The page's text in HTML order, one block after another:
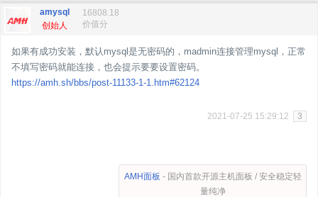
amysql
创始人
16808.18
价值分
如果有成功安装，默认mysql是无密码的，madmin连接管理mysql，正常
不填写密码就能连接，也会提示要要设置密码。
https://amh.sh/bbs/post-11133-1-1.htm#62124
2021-07-25 15:29:12 3
AMH面板 - 国内首款开源主机面板 / 安全稳定轻
量纯净